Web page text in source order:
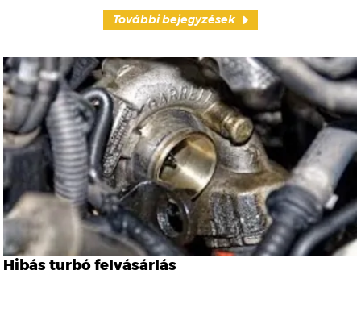
További bejegyzések
Hibás turbó felvásárlás